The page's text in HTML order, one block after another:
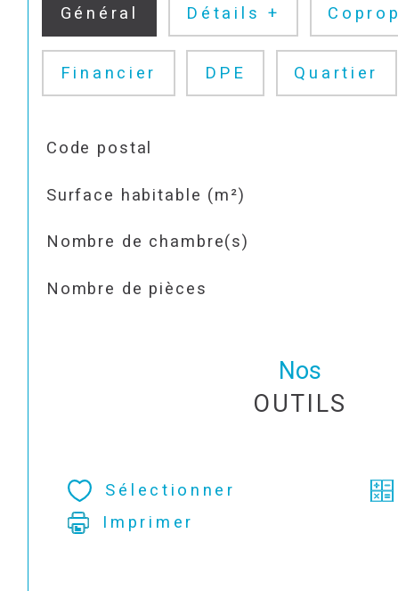
Général Détails +
Financier DPE Quartier
TRAD_SIROCCO_Caracteristique
Code postal
Surface habitable (m²)
Nombre de chambre(s)
Nombre de pièces
Nos
OUTILS
Sélectionner
Imprimer